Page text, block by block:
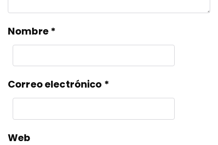
Nombre*
Correo electrónico *
Web